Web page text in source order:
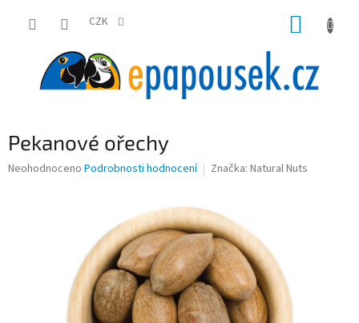
CZK
Pekanové ořechy
Průměrné
Neohodnoceno Podrobnosti hodnocení Značka: Natural Nuts